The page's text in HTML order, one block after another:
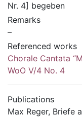
Nr. 4] begeben
Remarks
–
Referenced works
Chorale Cantata
WoO V/4 No. 4
Publications
Max Reger, Briefe